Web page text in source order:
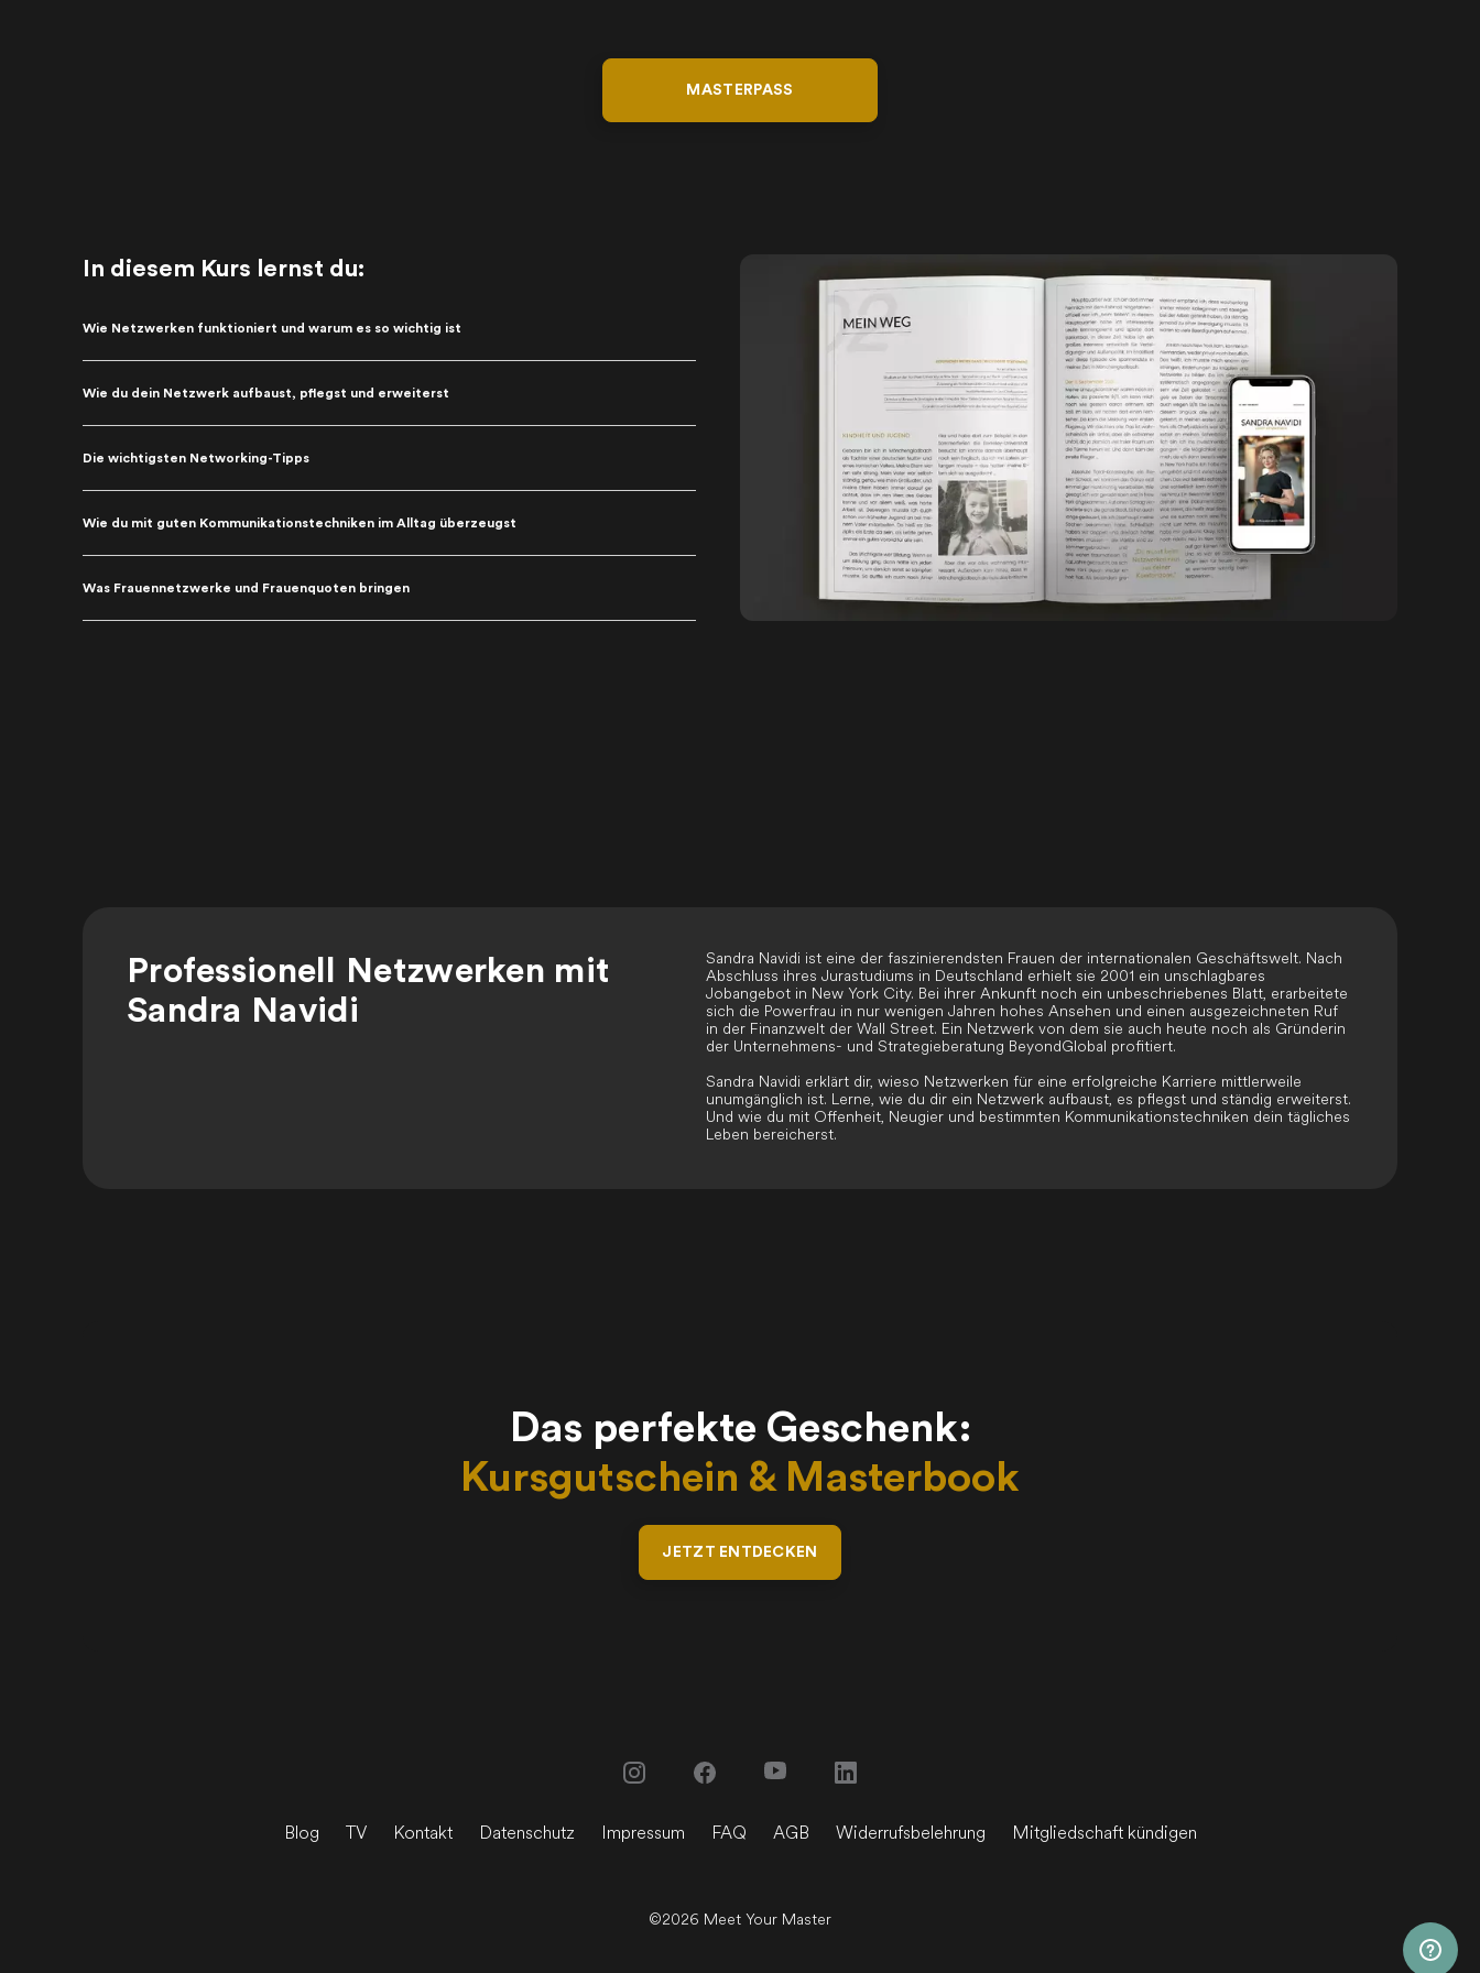
MASTERPASS
In diesem Kurs lernst du:
Wie Netzwerken funktioniert und warum es so wichtig ist
Wie du dein Netzwerk aufbaust, pflegst und erweiterst
Die wichtigsten Networking-Tipps
Wie du mit guten Kommunikationstechniken im Alltag überzeugst
Was Frauennetzwerke und Frauenquoten bringen
Professionell Netzwerken mit
Sandra Navidi
Sandra Navidi ist eine der faszinierendsten Frauen der internationalen Geschäftswelt. Nach
Abschluss ihres Jurastudiums in Deutschland erhielt sie 2001 ein unschlagbares
Jobangebot in New York City. Bei ihrer Ankunft noch ein unbeschriebenes Blatt, erarbeitete
sich die Powerfrau in nur wenigen Jahren hohes Ansehen und einen ausgezeichneten Ruf
in der Finanzwelt der Wall Street. Ein Netzwerk von dem sie auch heute noch als Gründerin
der Unternehmens- und Strategieberatung BeyondGlobal profitiert.
Sandra Navidi erklärt dir, wieso Netzwerken für eine erfolgreiche Karriere mittlerweile
unumgänglich ist. Lerne, wie du dir ein Netzwerk aufbaust, es pflegst und ständig erweiterst.
Und wie du mit Offenheit, Neugier und bestimmten Kommunikationstechniken dein tägliches
Leben bereicherst.
Das perfekte Geschenk:
Kursgutschein & Masterbook
JETZT ENTDECKEN
Blog TV Kontakt Datenschutz Impressum FAQ AGB Widerrufsbelehrung Mitgliedschaft kündigen
©2026 Meet Your Master